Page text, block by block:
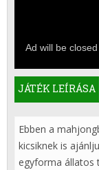
JÁTÉK LEÍRÁSA
Ebben a
kicsiknek is
egyforma állatos